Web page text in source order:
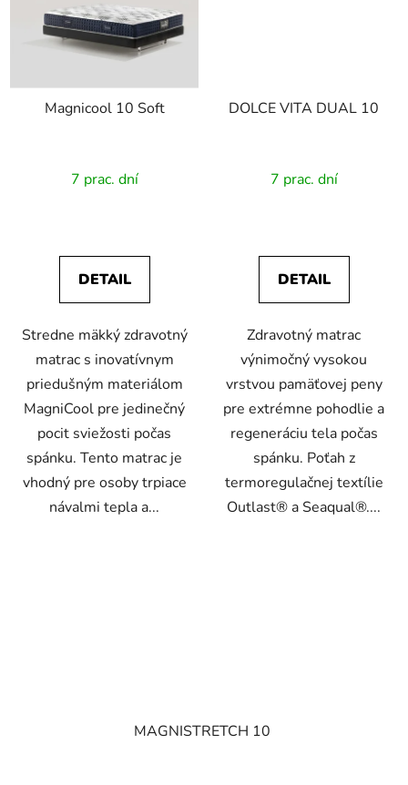
Magnicool 10 Soft
7 prac. dní
DETAIL
Stredne mäkký zdravotný
matrac s inovatívnym
priedušným materiálom
MagniCool pre jedinečný
pocit sviežosti počas
spánku. Tento matrac je
vhodný pre osoby trpiace
návalmi tepla a...
DOLCE VITA DUAL 10
7 prac. dní
DETAIL
Zdravotný matrac
výnimočný vysokou
vrstvou pamäťovej peny
pre extrémne pohodlie a
regeneráciu tela počas
spánku. Poťah z
termoregulačnej textílie
Outlast® a Seaqual®....
MAGNISTRETCH 10